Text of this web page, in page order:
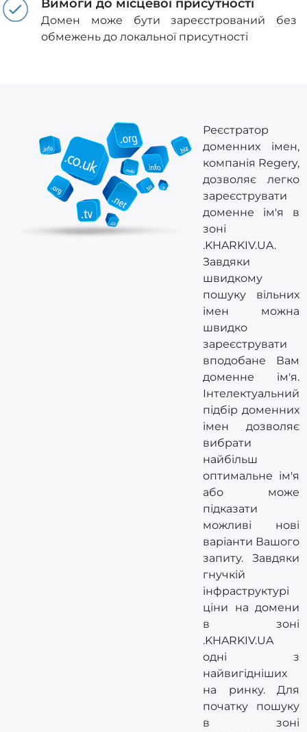
Вимоги до місцевої присутності
Домен може бути зареєстрований без
обмежень до локальної присутності
Реєстратор
доменних імен,
компанія Regery,
дозволяє легко
зареєструвати
доменне ім'я в
зоні
.KHARKIV.UA.
Завдяки
швидкому
пошуку вільних
імен можна
швидко
зареєструвати
вподобане Вам
доменне ім'я.
Інтелектуальний
підбір доменних
імен дозволяє
вибрати
найбільш
оптимальне ім'я
або може
підказати
можливі нові
варіанти Вашого
запиту. Завдяки
гнучкій
інфраструктурі
ціни на домени
в зоні
.KHARKIV.UA
одні з
найвигідніших
на ринку. Для
початку пошуку
в зоні